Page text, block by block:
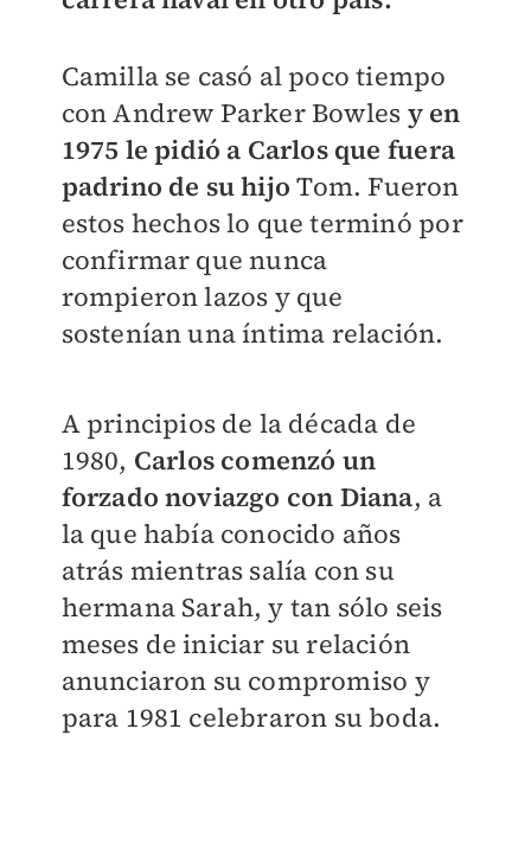
Camilla se casó al poco tiempo
con Andrew Parker Bowles y en
1975 le pidió a Carlos que fuera
padrino de su hijo Tom. Fueron
estos hechos lo que terminó por
confirmar que nunca
rompieron lazos y que
sostenían una íntima relación.
A principios de la década de
1980, Carlos comenzó un
forzado noviazgo con Diana, a
la que había conocido años
atrás mientras salía con su
hermana Sarah, y tan sólo seis
meses de iniciar su relación
anunciaron su compromiso y
para 1981 celebraron su boda.